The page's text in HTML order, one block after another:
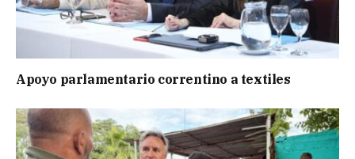
Apoyo parlamentario correntino a textiles